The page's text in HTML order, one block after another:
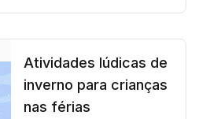
Atividades lúdicas de
inverno para crianças
nas férias